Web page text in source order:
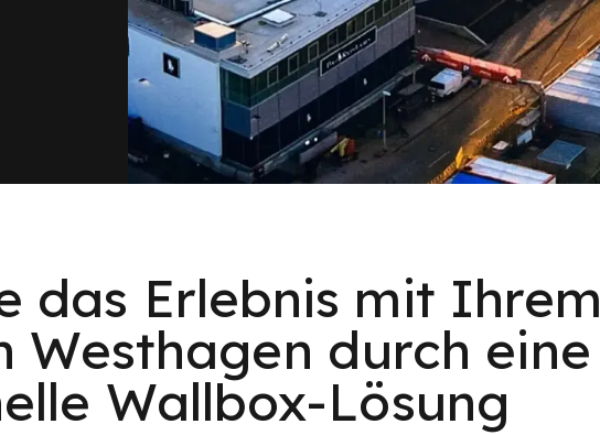
das Erlebnis mit Ihrem
Westhagen durch eine
Wallbox-Lösung